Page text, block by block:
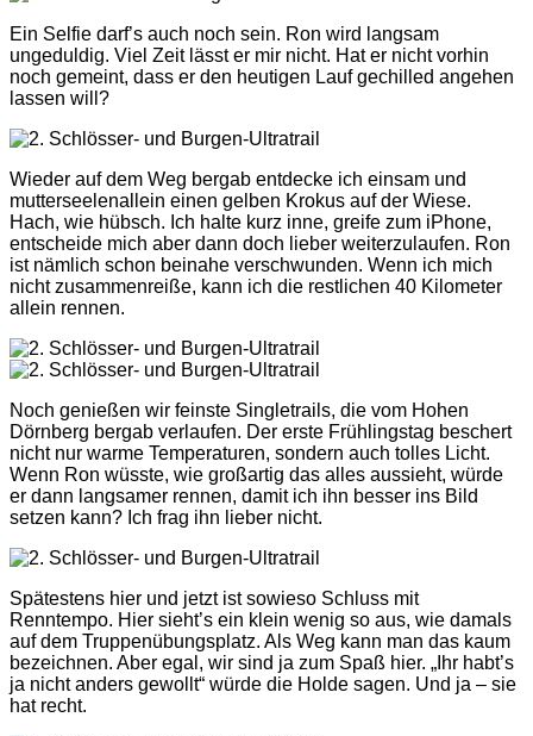
Ein Selfie darf’s auch noch sein. Ron wird langsam
ungeduldig. Viel Zeit lässt er mir nicht. Hat er nicht vorhin
noch gemeint, dass er den heutigen Lauf gechilled angehen
lassen will?
Wieder auf dem Weg bergab entdecke ich einsam und
mutterseelenallein einen gelben Krokus auf der Wiese.
Hach, wie hübsch. Ich halte kurz inne, greife zum iPhone,
entscheide mich aber dann doch lieber weiterzulaufen. Ron
ist nämlich schon beinahe verschwunden. Wenn ich mich
nicht zusammenreiße, kann ich die restlichen 40 Kilometer
allein rennen.
Noch genießen wir feinste Singletrails, die vom Hohen
Dörnberg bergab verlaufen. Der erste Frühlingstag beschert
nicht nur warme Temperaturen, sondern auch tolles Licht.
Wenn Ron wüsste, wie großartig das alles aussieht, würde
er dann langsamer rennen, damit ich ihn besser ins Bild
setzen kann? Ich frag ihn lieber nicht.
Spätestens hier und jetzt ist sowieso Schluss mit
Renntempo. Hier sieht’s ein klein wenig so aus, wie damals
auf dem Truppenübungsplatz. Als Weg kann man das kaum
bezeichnen. Aber egal, wir sind ja zum Spaß hier. „Ihr habt’s
ja nicht anders gewollt“ würde die Holde sagen. Und ja – sie
hat recht.